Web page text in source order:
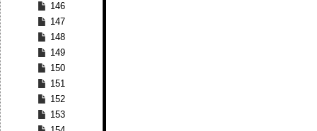
146
147
148
149
150
151
152
153